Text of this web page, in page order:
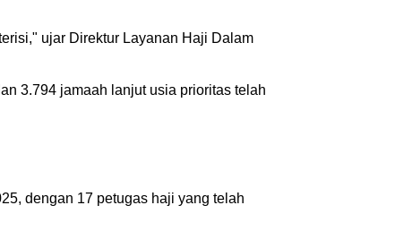
ujar Direktur Layanan Haji Dalam
3.794 jamaah lanjut usia prioritas telah
dengan 17 petugas haji yang telah